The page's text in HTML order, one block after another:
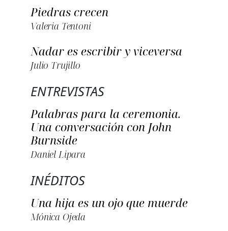
Piedras crecen
Valeria Tentoni
Nadar es escribir y viceversa
Julio Trujillo
ENTREVISTAS
Palabras para la ceremonia.
Una conversación con John
Burnside
Daniel Lipara
INÉDITOS
Una hija es un ojo que muerde
Mónica Ojeda